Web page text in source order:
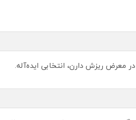
ریزش دارن، انتخابی ایده‌آله.